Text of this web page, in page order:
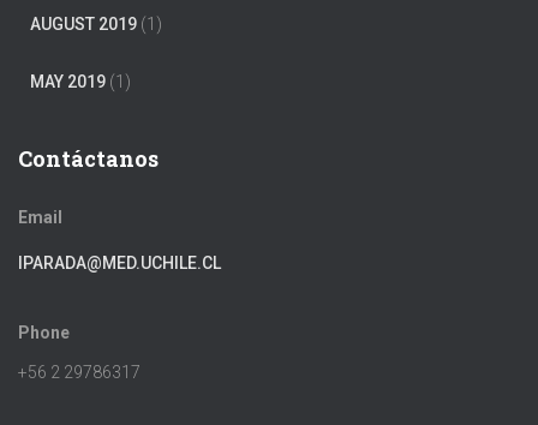
AUGUST 2019 (1)
MAY 2019 (1)
Contáctanos
Email
IPARADA@MED.UCHILE.CL
Phone
+56 2 29786317